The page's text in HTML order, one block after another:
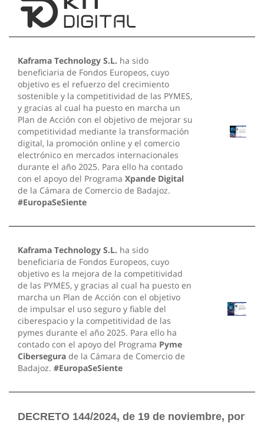
Kaframa Technology S.L. ha sido
beneficiaria de Fondos Europeos, cuyo
objetivo es el refuerzo del crecimiento
sostenible y la competitividad de las PYMES,
y gracias al cual ha puesto en marcha un
Plan de Acción con el objetivo de mejorar su
competitividad mediante la transformación
digital, la promoción online y el comercio
electrónico en mercados internacionales
durante el año 2025. Para ello ha contado
con el apoyo del Programa Xpande Digital
de la Cámara de Comercio de Badajoz.
#EuropaSeSiente
Kaframa Technology S.L. ha sido
beneficiaria de Fondos Europeos, cuyo
objetivo es la mejora de la competitividad
de las PYMES, y gracias al cual ha puesto en
marcha un Plan de Acción con el objetivo
de impulsar el uso seguro y fiable del
ciberespacio y la competitividad de las
pymes durante el año 2025. Para ello ha
contado con el apoyo del Programa Pyme
Cibersegura de la Cámara de Comercio de
Badajoz. #EuropaSeSiente
DECRETO 144/2024, de 19 de noviembre, por